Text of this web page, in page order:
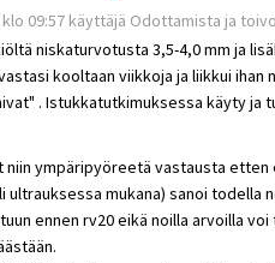
klo 09:57 käyttäjä Odottamista ja
niskaturvotusta 3,5-4,0 mm ja
kooltaan viikkoja ja liikkui ihan
. Istukkatutkimuksessa käyty ja
niin ympäripyöreetä vastausta etten
ultrauksessa mukana) sanoi todella
ennen rv20 eikä noilla arvoilla